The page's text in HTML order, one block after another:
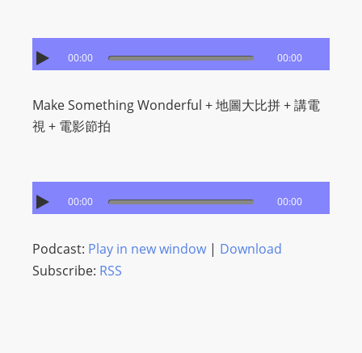
00:00 00:00
Make Something Wonderful + 地圖大比拼 + 講電
視 + 電影節拍
00:00 00:00
Podcast: Play in new window| Download
Subscribe: RSS